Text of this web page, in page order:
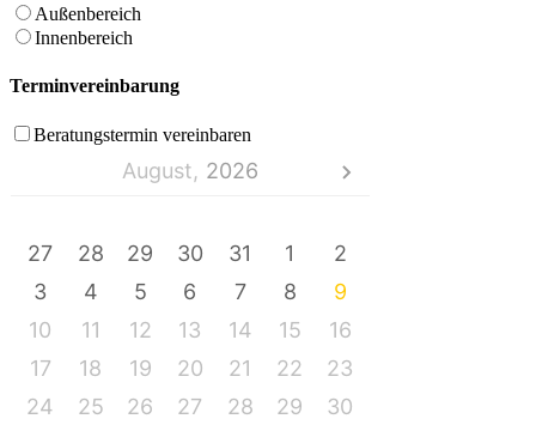
Außenbereich
Innenbereich
Terminvereinbarung
Beratungstermin vereinbaren
August, 2026
27 28 29 30 31 1
2
3
4 5 6 7 8
9
10
11 12 13 14 15
16
17
18 19 20 21 22
23
24
25 26 27 28 29
30